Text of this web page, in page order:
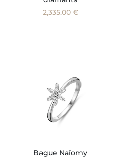
2,335.00 €
Bague Naïomy